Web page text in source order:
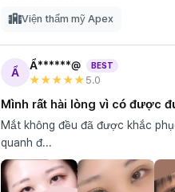
Viện thẩm mỹ Apex
Ẩ
Ẩ******@ BEST
★★★★★ 5.0
Mình rất hài lòng vì có được
Mắt không đều đã được khắc
quanh đ...